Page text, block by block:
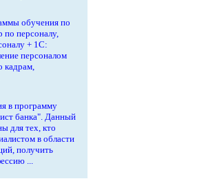
обучения по
персоналу,
+ 1С:
персоналом
кадрам,
в программу
банка". Данный
для тех, кто
в области
получить
...